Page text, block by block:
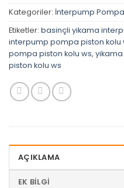
Kategoriler: İnterpump Pompa
Etiketler: basinçli yikama
interpump pompa piston kolu
pompa piston kolu ws,
piston kolu ws
AÇIKLAMA
EK BILGI